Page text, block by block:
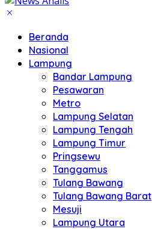
Beranda
Nasional
Lampung
Bandar Lampung
Pesawaran
Metro
Lampung Selatan
Lampung Tengah
Lampung Timur
Pringsewu
Tanggamus
Tulang Bawang
Tulang Bawang Barat
Mesuji
Lampung Utara